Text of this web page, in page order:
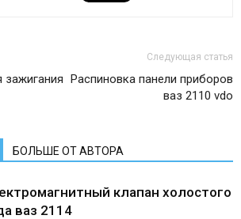
зажигания
Следующая статья
Распиновка панели приборов
ваз 2110 vdo
БОЛЬШЕ ОТ АВТОРА
клапан холостого
ваз 2114